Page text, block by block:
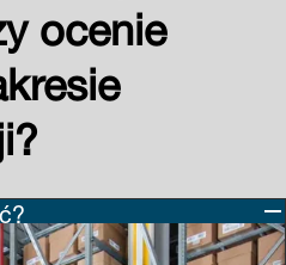
ocenie